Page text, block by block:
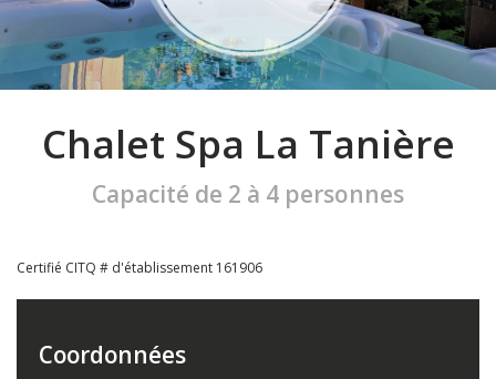
Chalet Spa La Tanière
Capacité de 2 à 4 personnes
Certifié CITQ # d'établissement 161906
Coordonnées